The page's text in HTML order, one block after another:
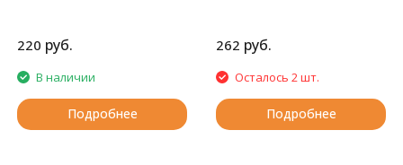
220 руб.
В наличии
Подробнее
262 руб.
Осталось 2 шт.
Подробнее